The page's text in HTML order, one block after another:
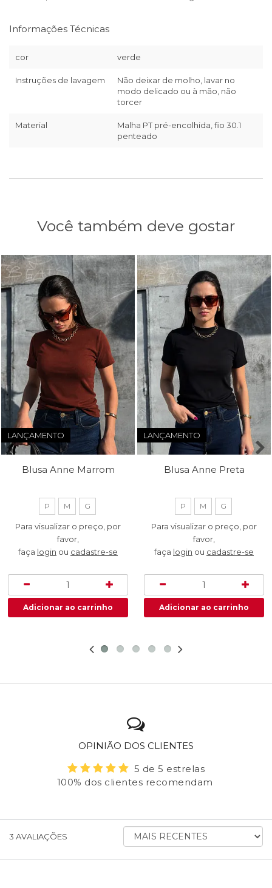
Informações Técnicas
cor verde
Instruções de lavagem
Não deixar de molho, lavar no
modo delicado ou à mão, não
torcer
Material
Malha PT pré-encolhida, fio 30.1
penteado
Você também deve gostar
LANÇAMENTO
Blusa Anne Marrom
P M G
Para visualizar o preço, por
favor,
faça login ou cadastre-se
LANÇAMENTO
Blusa Anne Preta
P M G
Para visualizar o preço, por
favor,
faça login ou cadastre-se
OPINIÃO DOS CLIENTES
5 de 5 estrelas
100% dos clientes recomendam
3 AVALIAÇÕES
ORDENAR
AVALIAÇÕES